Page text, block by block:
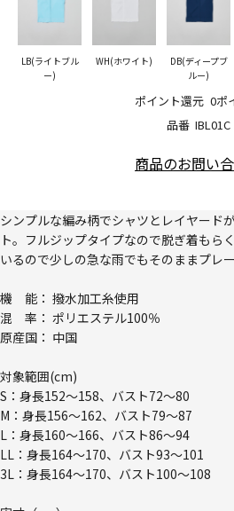
品番 IBL01C
ポイント還元 0ポ
LB(ライトブル
ー)
WH(ホワイト)
DB(ディープブ
ルー)
商品のお問い
シンプルな編み柄でシャツとレイヤード
ト。フルジップタイプなので脱ぎ着もら
いるので少しの急な雨でもそのままプレー
機 能： 撥水加工糸使用
混 率： ポリエステル100％
原産国： 中国
対象範囲(cm)
S：身長152～158、バスト72～80
M：身長156～162、バスト79～87
L：身長160～166、バスト86～94
LL：身長164～170、バスト93～101
3L：身長164～170、バスト100～108